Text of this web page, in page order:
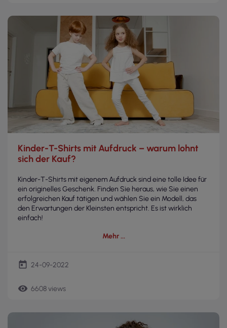
Kinder-T-Shirts mit Aufdruck – warum lohnt
sich der Kauf?
Kinder-T-Shirts mit eigenem Aufdruck sind eine tolle Idee für
ein originelles Geschenk. Finden Sie heraus, wie Sie einen
erfolgreichen Kauf tätigen und wählen Sie ein Modell, das
den Erwartungen der Kleinsten entspricht. Es ist wirklich
einfach!
Mehr
today 24-09-2022
remove_red_eye 6608 views